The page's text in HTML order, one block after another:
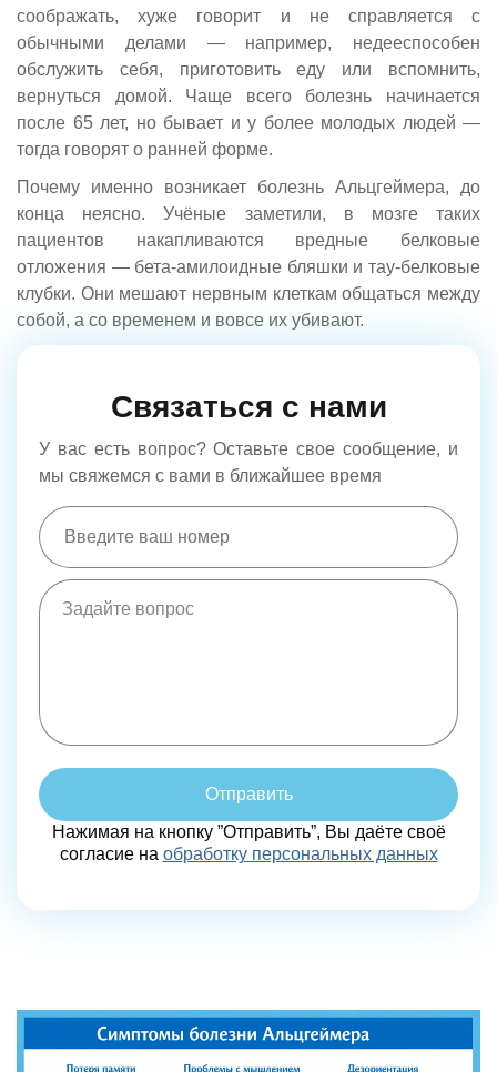
соображать, хуже говорит и не справляется с
обычными делами — например, недееспособен
обслужить себя, приготовить еду или вспомнить,
вернуться домой. Чаще всего болезнь начинается
после 65 лет, но бывает и у более молодых людей —
тогда говорят о ранней форме.
Почему именно возникает болезнь Альцгеймера, до
конца неясно. Учёные заметили, в мозге таких
пациентов накапливаются вредные белковые
отложения — бета-амилоидные бляшки и тау-белковые
клубки. Они мешают нервным клеткам общаться между
собой, а со временем и вовсе их убивают.
Связаться с нами
У вас есть вопрос? Оставьте свое сообщение, и
мы свяжемся с вами в ближайшее время
Отправить
Нажимая на кнопку ”Отправить”, Вы даёте своё
согласие на обработку персональных данных